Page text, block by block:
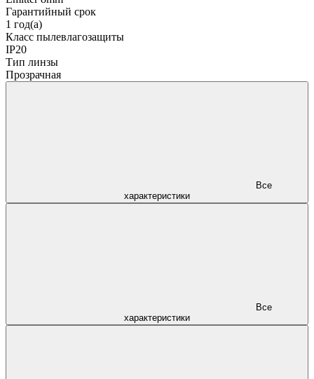
Гарантийный срок
1 год(а)
Класс пылевлагозащиты
IP20
Тип линзы
Прозрачная
характеристики
характеристики